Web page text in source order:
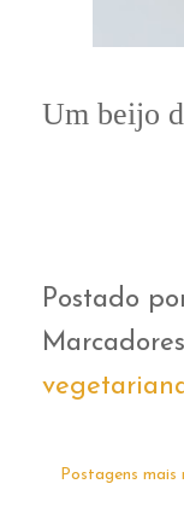
Um beijo
Postado
Postagens mais